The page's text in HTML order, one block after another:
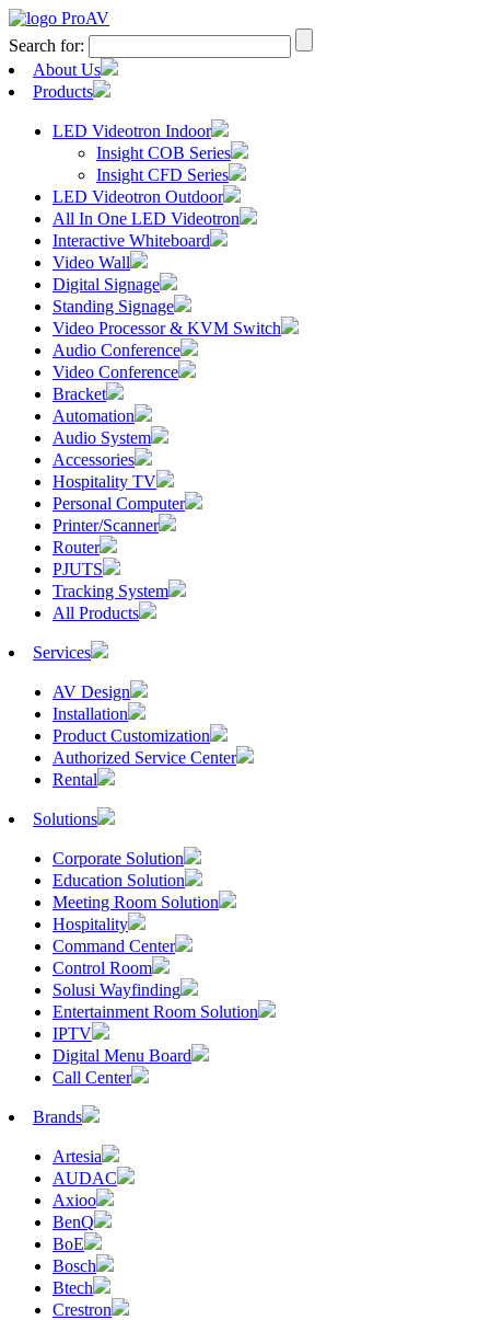
Search for:
About Us
Products
LED Videotron Indoor
Insight COB Series
Insight CFD Series
LED Videotron Outdoor
All In One LED Videotron
Interactive Whiteboard
Video Wall
Digital Signage
Standing Signage
Video Processor & KVM Switch
Audio Conference
Video Conference
Bracket
Automation
Audio System
Accessories
Hospitality TV
Personal Computer
Printer/Scanner
Router
PJUTS
Tracking System
All Products
Services
AV Design
Installation
Product Customization
Authorized Service Center
Rental
Solutions
Corporate Solution
Education Solution
Meeting Room Solution
Hospitality
Command Center
Control Room
Solusi Wayfinding
Entertainment Room Solution
IPTV
Digital Menu Board
Call Center
Brands
Artesia
AUDAC
Axioo
BenQ
BoE
Bosch
Btech
Crestron